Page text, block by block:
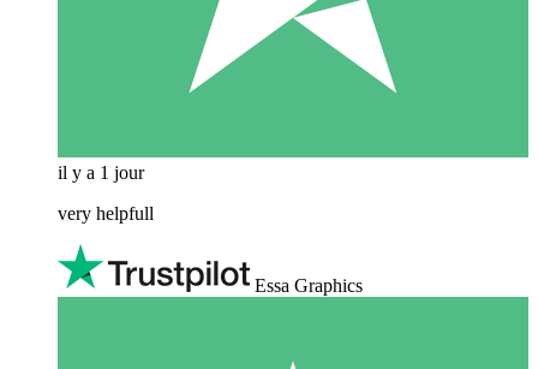
il y a 1 jour
very helpfull
Essa Graphics